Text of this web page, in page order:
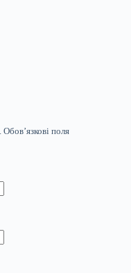
Обов’язкові поля